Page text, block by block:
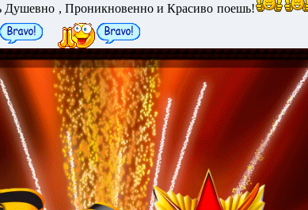
Душевно , Проникновенно и Красиво поешь!